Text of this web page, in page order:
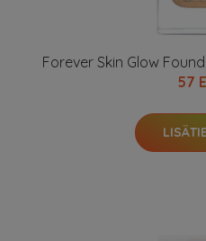
Forever Skin Glow
57